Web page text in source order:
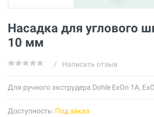
Насадка для углового
10 мм
/ Написать отзыв
Для ручного экструдера Dohle ExOn 1A,
Доступность: Под заказ